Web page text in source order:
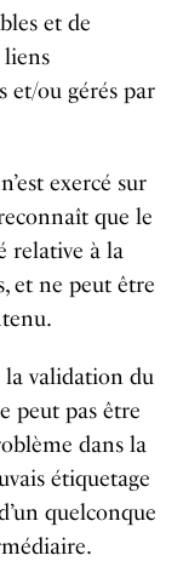
et de
liens
et/ou gérés par
exercé sur
que le
relative à la
et ne peut être
validation du
peut pas être
dans la
étiquetage
quelconque